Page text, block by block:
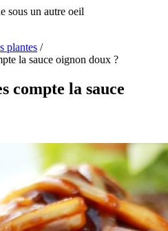
sous un autre oeil
plantes /
la sauce oignon doux ?
compte la sauce